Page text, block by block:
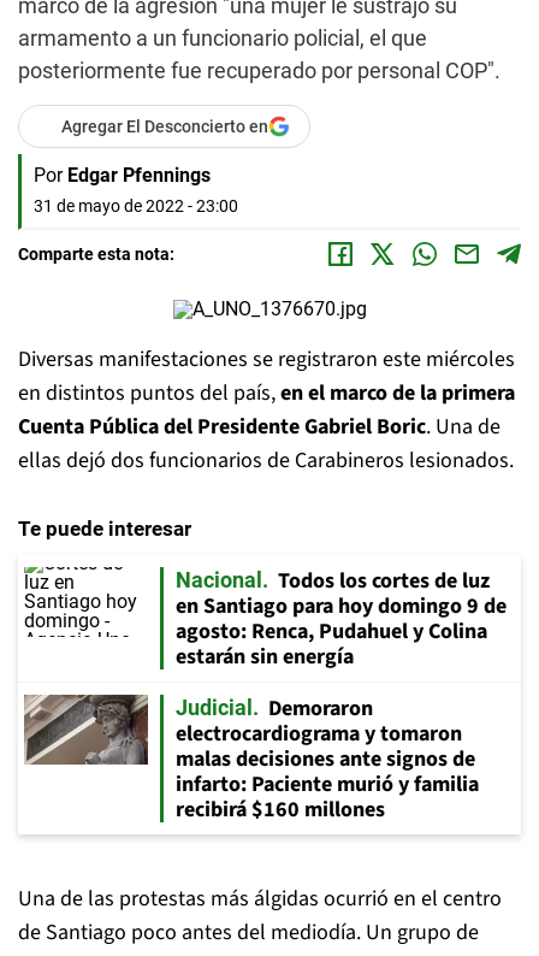
marco de la agresión "una mujer le sustrajo su
armamento a un funcionario policial, el que
posteriormente fue recuperado por personal COP".
Agregar El Desconcierto en
Por Edgar Pfennings
31 de mayo de 2022 - 23:00
Comparte esta nota:
Diversas manifestaciones se registraron este miércoles
en distintos puntos del país,en el marco de la primera
Cuenta Pública del Presidente Gabriel Boric. Una de
ellas dejó dos funcionarios de Carabineros lesionados.
Te puede interesar
Nacional
Todos los cortes de luz
en Santiago para hoy domingo 9 de
agosto: Renca, Pudahuel y Colina
estarán sin energía
Judicial
Demoraron
electrocardiograma y tomaron
malas decisiones ante signos de
infarto: Paciente murió y familia
recibirá $160 millones
Una de las protestas más álgidas ocurrió en el centro
de Santiago poco antes del mediodía. Un grupo de